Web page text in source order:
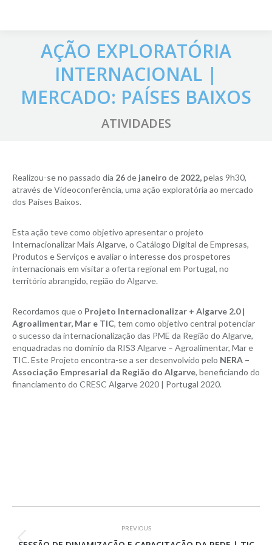
AÇÃO EXPLORATÓRIA
INTERNACIONAL |
MERCADO: PAÍSES BAIXOS
ATIVIDADES
Realizou-se no passado dia 26de janeiro de 2022,pelas 9h30,
através de Videoconferência, uma ação exploratória ao mercado
dos Países Baixos.
Esta ação teve como objetivo apresentar o projeto
Internacionalizar Mais Algarve, o Catálogo Digital de Empresas,
Produtos e Serviços e avaliar o interesse dos prospetores
internacionais em visitar a oferta regional em Portugal, no
território abrangido, região do Algarve.
Recordamos que o Projeto Internacionalizar + Algarve 2.0 |
Agroalimentar, Mar e TIC, tem como objetivo central potenciar
o sucesso da internacionalização das PME da Região do Algarve,
enquadradas no domínio da RIS3 Algarve – Agroalimentar, Mar e
TIC. Este Projeto encontra-se a ser desenvolvido pelo NERA –
Associação Empresarial da Região do Algarve, beneficiando do
financiamento do CRESC Algarve 2020 | Portugal 2020.
PREVIOUS
Previous